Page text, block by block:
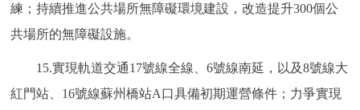
練；持續推進公共場所無障礙環境建設，改造提升300個公
共場所的無障礙設施。
15.實現軌道交通17號線全線、6號線南延，以及8號線大
紅門站、16號線蘇州橋站A口具備初期運營條件；力爭實現